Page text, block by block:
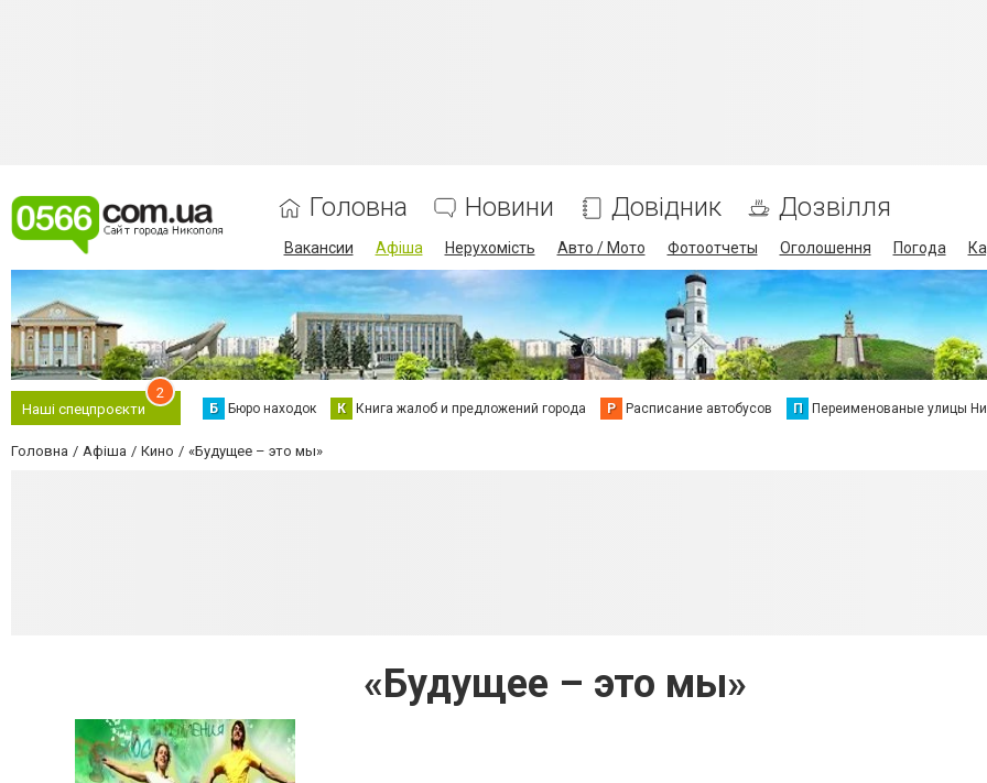
Головна Новини Довідник Дозвілля
Вакансии Афіша Нерухомість Авто / Мото Фотоотчеты Оголошення Погода
Наші спецпроєкти
2
Б Бюро находок К Книга жалоб и предложений города Р Расписание автобусов П Переименованые улицы
Головна Афіша Кино «Будущее – это мы»
«Будущее – это мы»